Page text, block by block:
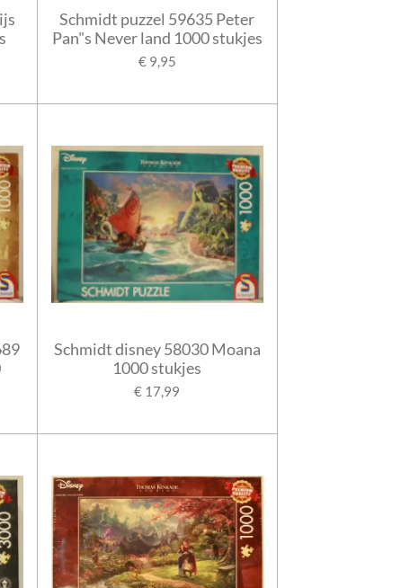
Schmidt puzzel 59635 Peter
Pan"s Never land 1000 stukjes
€ 9,95
Schmidt disney 58030 Moana
1000 stukjes
€ 17,99